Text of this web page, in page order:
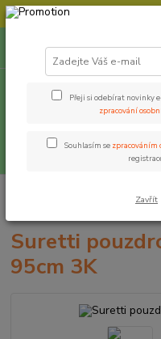
⚠️ POZOR - Objednávky
Suretti
95cm 3K
Přeji si odebírat novinky
zpracování
Souhlasím se zpracováním
Zavřít